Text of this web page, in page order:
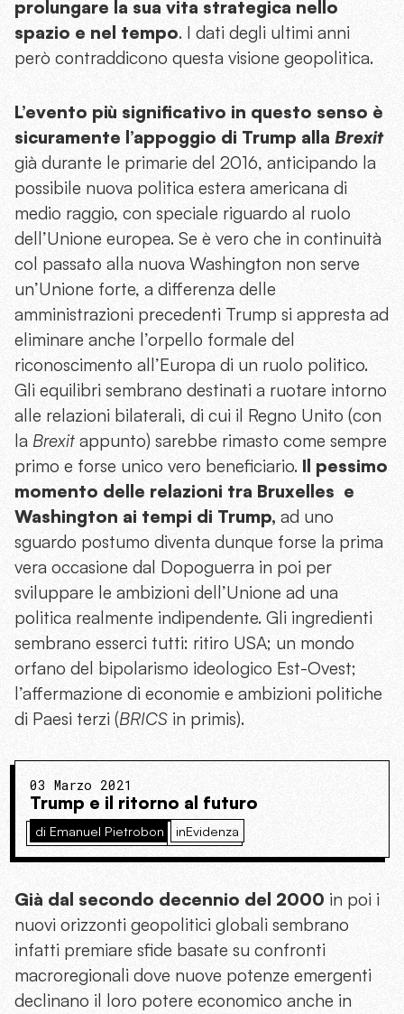
prolungare la sua vita strategica nello
spazio e nel tempo. I dati degli ultimi anni
però contraddicono questa visione geopolitica.
L’evento più significativo in questo senso è
sicuramente l’appoggio di Trump alla Brexit
già durante le primarie del 2016, anticipando la
possibile nuova politica estera americana di
medio raggio, con speciale riguardo al ruolo
dell’Unione europea. Se è vero che in continuità
col passato alla nuova Washington non serve
un’Unione forte, a differenza delle
amministrazioni precedenti Trump si appresta ad
eliminare anche l’orpello formale del
riconoscimento all’Europa di un ruolo politico.
Gli equilibri sembrano destinati a ruotare intorno
alle relazioni bilaterali, di cui il Regno Unito (con
la Brexit appunto) sarebbe rimasto come sempre
primo e forse unico vero beneficiario. Il pessimo
momento delle relazioni tra Bruxelles e
Washington ai tempi di Trump, ad uno
sguardo postumo diventa dunque forse la prima
vera occasione dal Dopoguerra in poi per
sviluppare le ambizioni dell’Unione ad una
politica realmente indipendente. Gli ingredienti
sembrano esserci tutti: ritiro USA; un mondo
orfano del bipolarismo ideologico Est-Ovest;
l’affermazione di economie e ambizioni politiche
di Paesi terzi (BRICS in primis).
03 Marzo 2021
Trump e il ritorno al futuro
di Emanuel Pietrobon inEvidenza
Già dal secondo decennio del 2000 in poi i
nuovi orizzonti geopolitici globali sembrano
infatti premiare sfide basate su confronti
macroregionali dove nuove potenze emergenti
declinano il loro potere economico anche in